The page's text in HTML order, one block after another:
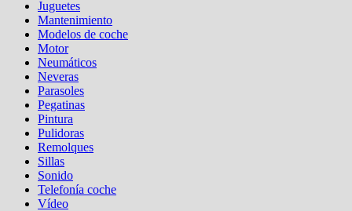
Juguetes
Mantenimiento
Modelos de coche
Motor
Neumáticos
Neveras
Parasoles
Pegatinas
Pintura
Pulidoras
Remolques
Sillas
Sonido
Telefonía coche
Vídeo